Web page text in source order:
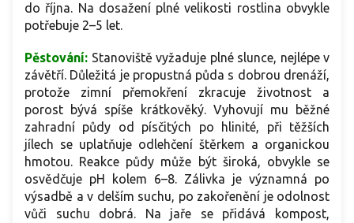
do října. Na dosažení plné velikosti rostlina obvykle
potřebuje 2–5 let.
Pěstování: Stanoviště vyžaduje plné slunce, nejlépe v
závětří. Důležitá je propustná půda s dobrou drenáží,
protože zimní přemokření zkracuje životnost a
porost bývá spíše krátkověký. Vyhovují mu běžné
zahradní půdy od písčitých po hlinité, při těžších
jílech se uplatňuje odlehčení štěrkem a organickou
hmotou. Reakce půdy může být široká, obvykle se
osvědčuje pH kolem 6–8. Zálivka je významná po
výsadbě a v delším suchu, po zakořenění je odolnost
vůči suchu dobrá. Na jaře se přidává kompost,